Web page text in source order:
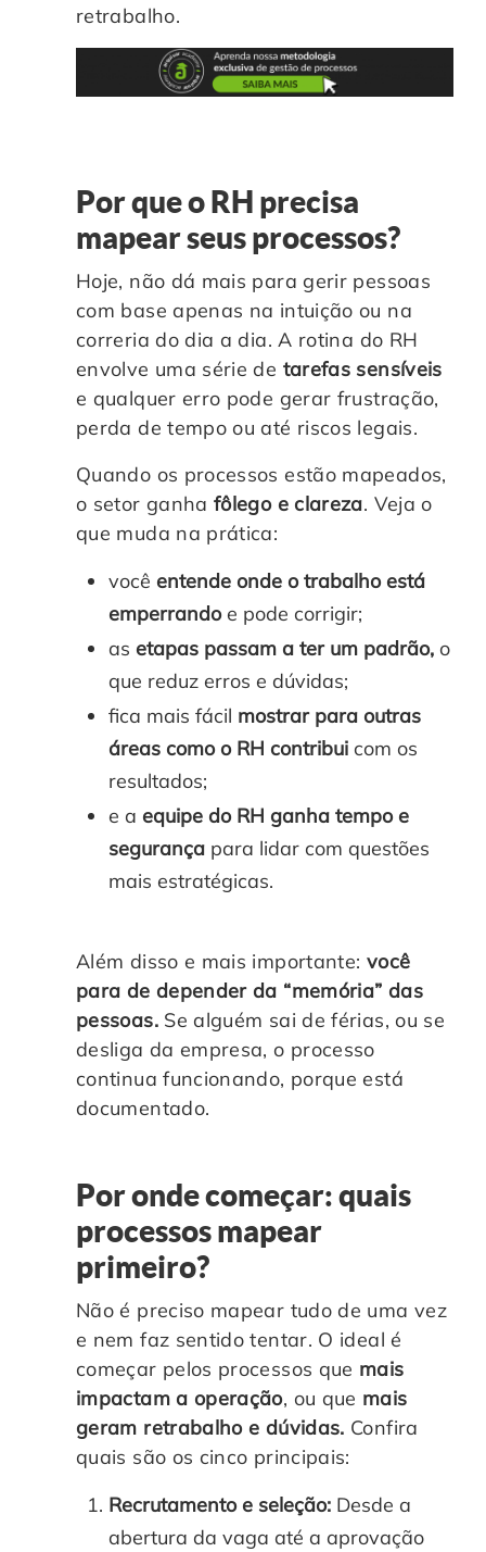
retrabalho.
Por que o RH precisa
mapear seus processos?
Hoje, não dá mais para gerir pessoas
com base apenas na intuição ou na
correria do dia a dia. A rotina do RH
envolve uma série de tarefas sensíveis
e qualquer erro pode gerar frustração,
perda de tempo ou até riscos legais.
Quando os processos estão mapeados,
o setor ganhafôlego e clareza. Veja o
que muda na prática:
você entende onde o trabalho está
emperrandoe pode corrigir;
as etapas passam a ter um padrão, o
que reduz erros e dúvidas;
fica mais fácil mostrar para outras
áreas como o RH contribui com os
resultados;
e a equipe do RH ganha tempo e
segurança para lidar com questões
mais estratégicas.
Além disso e mais importante: você
para de depender da “memória” das
pessoas.Se alguém sai de férias, ou se
desliga da empresa, o processo
continua funcionando, porque está
documentado.
Por onde começar: quais
processos mapear
primeiro?
Não é preciso mapear tudo de uma vez
e nem faz sentido tentar. O ideal é
começar pelos processos que mais
impactam a operação, ou que mais
geram retrabalho e dúvidas. Confira
quais são os cinco principais:
Recrutamento e seleção: Desde a
abertura da vaga até a aprovação